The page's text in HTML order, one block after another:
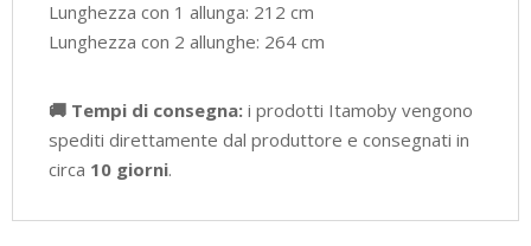
Lunghezza con 1 allunga: 212 cm
Lunghezza con 2 allunghe: 264 cm
🚚 Tempi di consegna: i prodotti Itamoby vengono
spediti direttamente dal produttore e consegnati in
circa 10 giorni.